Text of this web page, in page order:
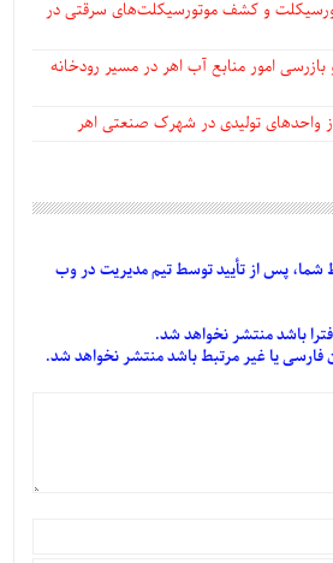
موتورسیکلت و کشف موتورسیکلت‌های سرقتی در
امور منابع آب اهر در مسیر رودخانه
واحدهای تولیدی در شهرک صنعتی اهر
شما، پس ازتأییدتوسط تیم مدیریت در وب
باشد منتشر نخواهد شد.
فارسی یا غیر مرتبط باشد منتشر نخواهد شد.